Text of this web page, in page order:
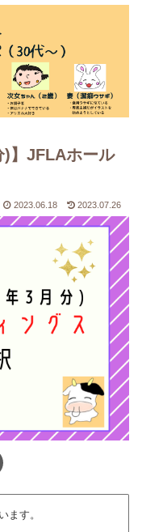
)】JFLAホール
2023.06.18 2023.07.26
ます。